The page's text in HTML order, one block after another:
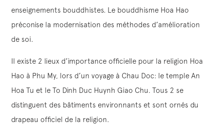
enseignements bouddhistes. Le bouddhisme Hoa Hao
préconise la modernisation des méthodes d’amélioration
de soi.
Il existe 2 lieux d’importance officielle pour la religion Hoa
Hao à Phu My, lors d’un voyage à Chau Doc: le temple An
Hoa Tu et le To Dinh Duc Huynh Giao Chu. Tous 2 se
distinguent des bâtiments environnants et sont ornés du
drapeau officiel de la religion.